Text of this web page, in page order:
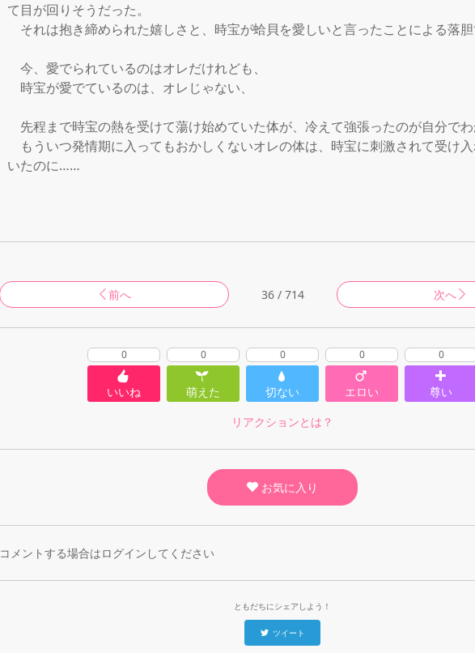
て目が回りそうだった。
それは抱き締められた嬉しさと、時宝が蛤貝を愛しいと言ったことによる落
今、愛でられているのはオレだけれども、
時宝が愛でているのは、オレじゃない、
先程まで時宝の熱を受けて蕩け始めていた体が、冷えて強張ったのが自分でわ
もういつ発情期に入ってもおかしくないオレの体は、時宝に刺激されて受け
いたのに……
前へ 36 / 714 次へ
0
いいね
0
萌えた
0
切ない
0
エロい
0
尊い
リアクションとは？
お気に入り
コメントする場合はログインしてください
ともだちにシェアしよう！
ツイート